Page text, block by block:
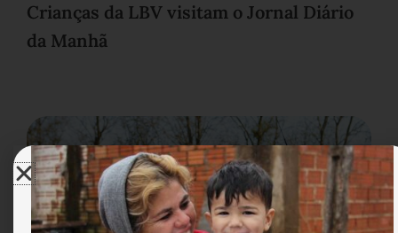
Crianças da LBV visitam o Jornal Diário
da Manhã